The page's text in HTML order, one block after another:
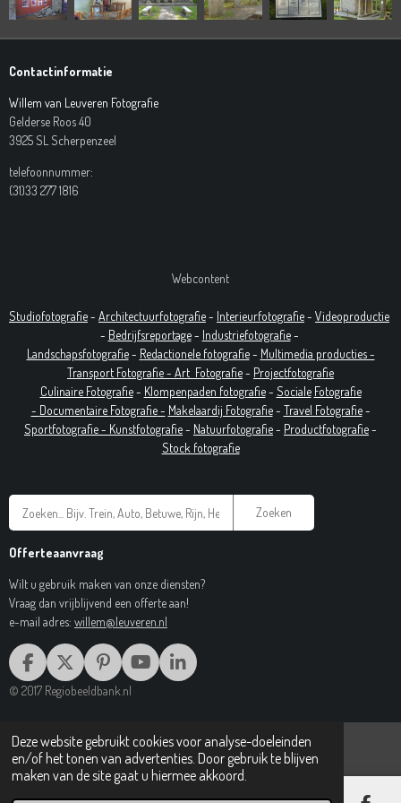
Deze website gebruikt cookies voor analyse-doeleinden
en/of het tonen van advertenties. Door gebruik te blijven
maken van de site gaat u hiermee akkoord.
Contactinformatie
Willem van Leuveren Fotografie
Gelderse Roos 40
3925 SL Scherpenzeel
telefoonnummer:
(31)33 277 1816
Webcontent
Studiofotografie- Architectuurfotografie- Interieurfotografie- Videoproductie
- Bedrijfsreportage- Industriefotografie-
Landschapsfotografie- Redactionele fotografie- Multimedia producties -
Transport Fotografie - Art Fotografie- Projectfotografie
Culinaire Fotografie- Klompenpaden fotografie- Sociale Fotografie
- Documentaire Fotografie- Makelaardij Fotografie- Travel Fotografie-
Sportfotografie - Kunstfotografie- Natuurfotografie- Productfotografie-
Stock fotografie
Zoeken
Offerteaanvraag
Wilt u gebruik maken van onze diensten?
Vraag dan vrijblijvend een offerte aan!
e-mail adres: willem@leuveren.nl
F
A
B
O
O
X
P
I
E
R
E
Y
O
U
B
E
L
I
E
D
I
© 2017 Regiobeeldbank.nl